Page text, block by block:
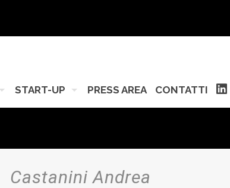
START-UP PRESS AREA CONTATTI
Castanini Andrea